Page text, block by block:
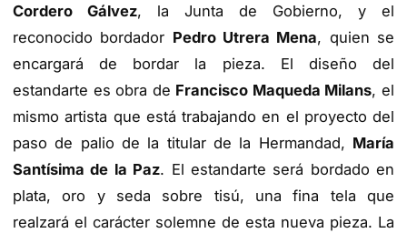
Cordero Gálvez, la Junta de Gobierno, y el
reconocido bordador Pedro Utrera Mena, quien se
encargará de bordar la pieza. El diseño del
estandarte es obra de Francisco Maqueda Milans, el
mismo artista que está trabajando en el proyecto del
paso de palio de la titular de la Hermandad, María
Santísima de la Paz. El estandarte será bordado en
plata, oro y seda sobre tisú, una fina tela que
realzará el carácter solemne de esta nueva pieza. La